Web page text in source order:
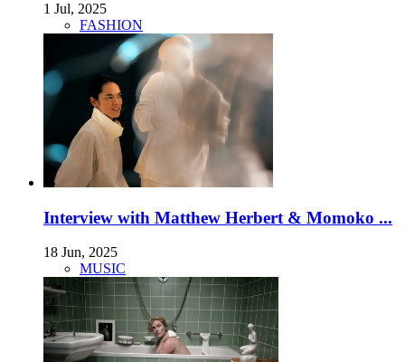
1 Jul, 2025
FASHION
Interview with Matthew Herbert & Momoko ...
18 Jun, 2025
MUSIC